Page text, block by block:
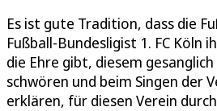
Es ist gute Tradition, dass die
Fußball-Bundesligist 1. FC Köln
die Ehre gibt, diesem
schwören und beim Singen der
erklären, für diesen Verein